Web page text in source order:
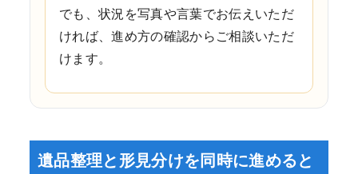
でも、状況を写真や言葉でお伝えいただ
ければ、進め方の確認からご相談いただ
けます。
遺品整理と形見分けを同時に進めると